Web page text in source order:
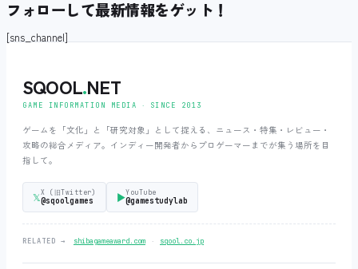
フォローして最新情報をゲット！
[sns_channel]
SQOOL.NET
GAME INFORMATION MEDIA ‧ SINCE 2013
ゲームを「文化」と「研究対象」として捉える、ニュース・特集・レビュー・
攻略の総合メディア。インディー開発者からプロゲーマーまでが集う場所を目
指して。
𝕏X (旧Twitter)
@sqoolgames ▶YouTube
@gamestudylab
RELATED → shibagameaward.com ‧ sqool.co.jp